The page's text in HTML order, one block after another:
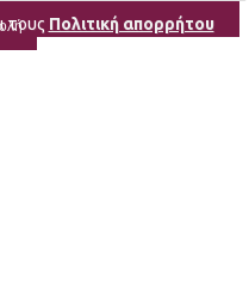
τους Πολιτική απορρήτου